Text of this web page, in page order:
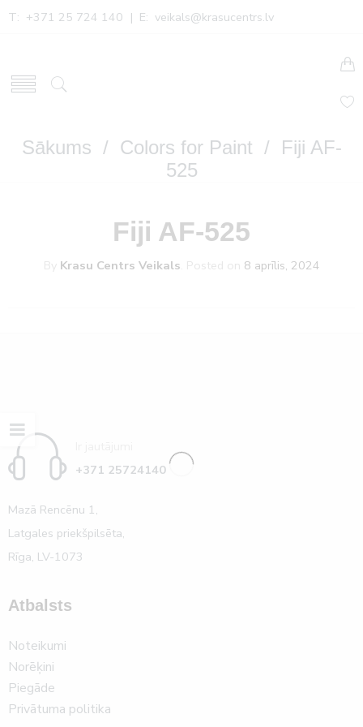
T: +371 25 724 140 | E: veikals@krasucentrs.lv
Sākums / Colors for Paint / Fiji AF-
525
Fiji AF-525
By Krasu Centrs Veikals Posted on 8 aprīlis, 2024
+371 25724140
Mazā Rencēnu 1,
Latgales priekšpilsēta,
Rīga, LV-1073
Atbalsts
Noteikumi
Norēķini
Piegāde
Privātuma politika